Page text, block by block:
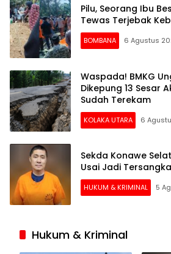
Pilu, Seorang Ibu
Tewas Terjebak
BOMBANA 6 Agustus
Waspada! BMKG
Dikepung 13 Sesar
Sudah Terekam
KOLAKA UTARA 6
Sekda Konawe
Usai Jadi Tersangka
HUKUM & KRIMINAL 5
Hukum & Kriminal